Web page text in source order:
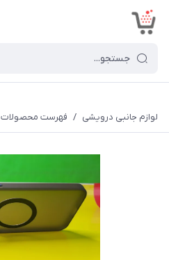
لوازم جانبی درویشی / فهرست محصولات